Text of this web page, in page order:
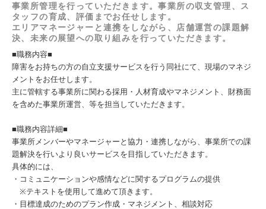
事業所管理を行っていただきます。事業所の収支管理、ス
タッフの育成、評価までお任せします。
エリアマネージャーと連携をしながら、店舗運営の課題解
決、未来の展望への取り組みを行っていただきます。
■職務内容■
障害をお持ちの方の自立支援サービスを行う同社にて、現場のマネジ
メントをお任せします。
主に管轄する事業所に関わる採用・人材育成やマネジメント、財務面
を含めた事業所運営、等を担当していただきます。
■職務内容詳細■
事業所メンバーやマネージャーと協力・連携しながら、事業所での課
題解決を行いより良いサービスを目指していただきます。
具体的には、
・コミュニケーションや感情などに関するプログラムの提供
※テキストを使用して進めて頂きます。
・目標達成のためのプラン作成・マネジメント、相談対応